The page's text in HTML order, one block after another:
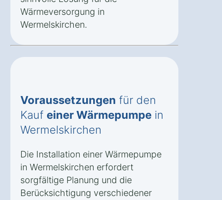
Wärmeversorgung in
Wermelskirchen.
Voraussetzungen für den
Kauf einer Wärmepumpe in
Wermelskirchen
Die Installation einer Wärmepumpe
in Wermelskirchen erfordert
sorgfältige Planung und die
Berücksichtigung verschiedener